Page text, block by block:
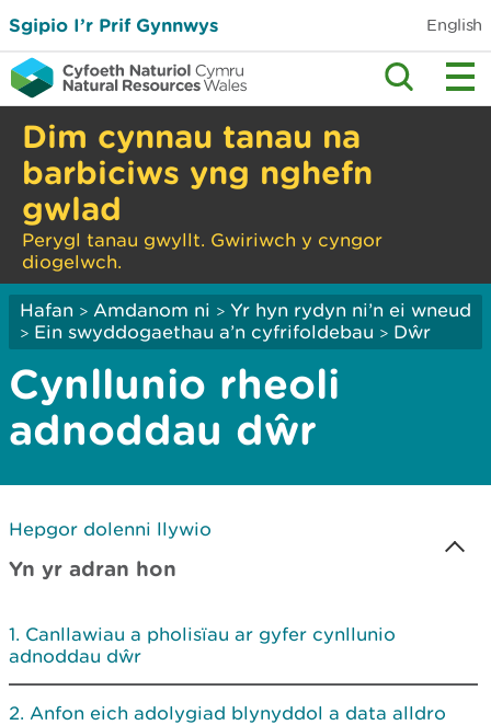
Sgipio I’r Prif Gynnwys English
Dim cynnau tanau na
barbiciws yng nghefn
gwlad
Perygl tanau gwyllt. Gwiriwch y cyngor
diogelwch.
Hafan > Amdanom ni > Yr hyn rydyn ni’n ei wneud
> Ein swyddogaethau a’n cyfrifoldebau > Dŵr
Cynllunio rheoli
adnoddau dŵr
Hepgor dolenni llywio
Yn yr adran hon
Canllawiau a pholisïau ar gyfer cynllunio
adnoddau dŵr
Anfon eich adolygiad blynyddol a data alldro